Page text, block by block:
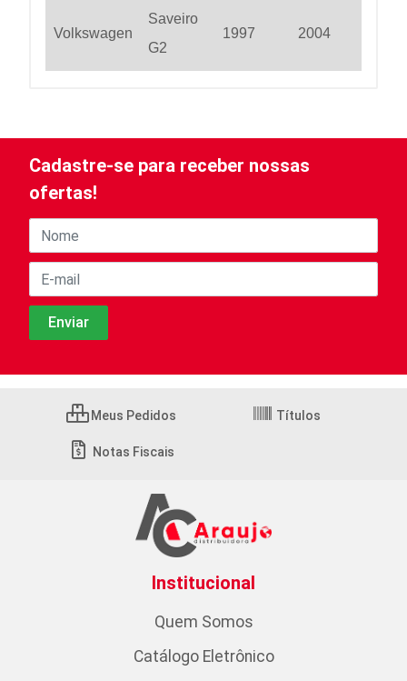
Volkswagen
Saveiro
G2
1997 2004
Cadastre-se para receber nossas
ofertas!
Meus Pedidos Títulos
Notas Fiscais
Institucional
Quem Somos
Catálogo Eletrônico